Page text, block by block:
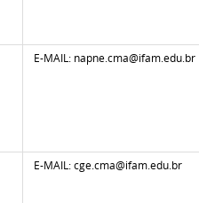
E-MAIL: napne.cma@ifam.edu.br
E-MAIL: cge.cma@ifam.edu.br